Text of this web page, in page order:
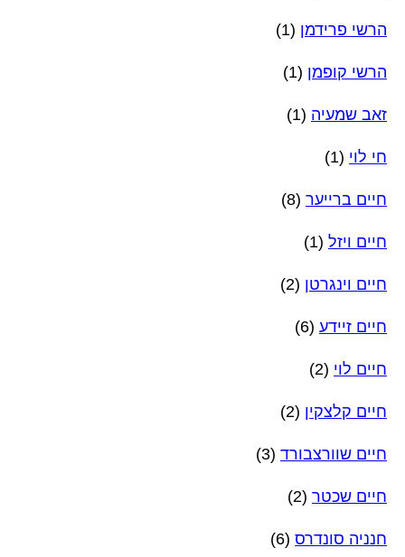
הרשי פרידמן (1)
הרשי קופמן (1)
זאב שמעיה (1)
חי לוי (1)
חיים ברייער (8)
חיים ויזל (1)
חיים וינגרטן (2)
חיים זיידע (6)
חיים לוי (2)
חיים קלצקין (2)
חיים שוורצבורד (3)
חיים שכטר (2)
חנניה סונדרס (6)